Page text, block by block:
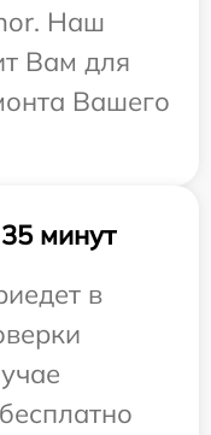
Наш
Вам для
Вашего
минут
в